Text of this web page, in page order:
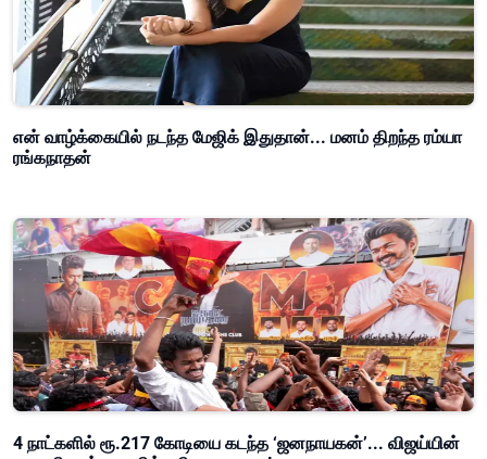
என் வாழ்க்கையில் நடந்த மேஜிக் இதுதான்... மனம் திறந்த ரம்யா
ரங்கநாதன்
4 நாட்களில் ரூ.217 கோடியை கடந்த ‘ஜனநாயகன்’... விஜய்யின்